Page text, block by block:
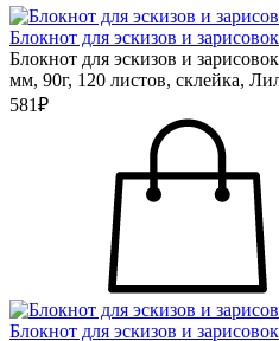
Блокнот для эскизов и
Блокнот для эскизов и
мм, 90г, 120 листов, склейка,
581₽
Блокнот для эскизов и